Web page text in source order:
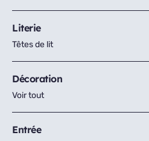
Literie
Têtes de lit
Décoration
Voir tout
Entrée